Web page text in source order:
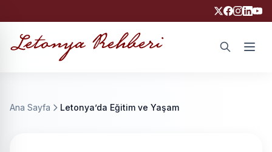
Ana Sayfa Letonya’da Eğitim ve Yaşam